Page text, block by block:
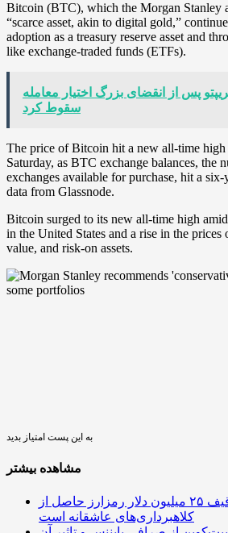
Bitcoin (BTC), which the Morgan Stanley
“scarce asset, akin to digital gold,”
adoption as a treasury reserve asset and
like exchange-traded funds (ETFs).
پس از انقضای بزرگ اختیار معامله
سقوط کرد
The price of Bitcoin hit a new all-time
Saturday, as BTC exchange balances, the
exchanges available for purchase, hit a
data from Glassnode.
Bitcoin surged to its new all-time high
in the United States and a rise in the prices
value, and risk-on assets.
به این پست امتیاز بدید
مشاهده بیشتر
آمریکا در پی توقیف ۲۵ میلیون دلار رمزارز حاصل از
کلاهبرداری‌های عاشقانه است